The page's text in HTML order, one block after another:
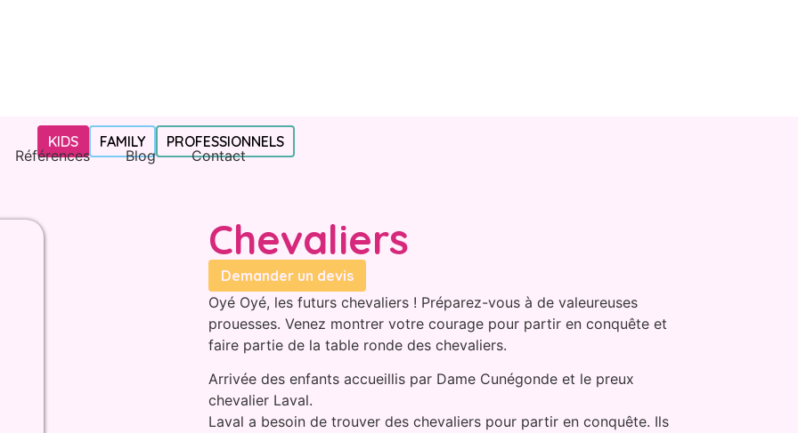
Références Blog Contact
KIDS FAMILY PROFESSIONNELS
Chevaliers
Demander un devis
Oyé Oyé, les futurs chevaliers ! Préparez-vous à de valeureuses
prouesses. Venez montrer votre courage pour partir en conquête et
faire partie de la table ronde des chevaliers.
Arrivée des enfants accueillis par Dame Cunégonde et le preux
chevalier Laval.
Laval a besoin de trouver des chevaliers pour partir en conquête. Ils